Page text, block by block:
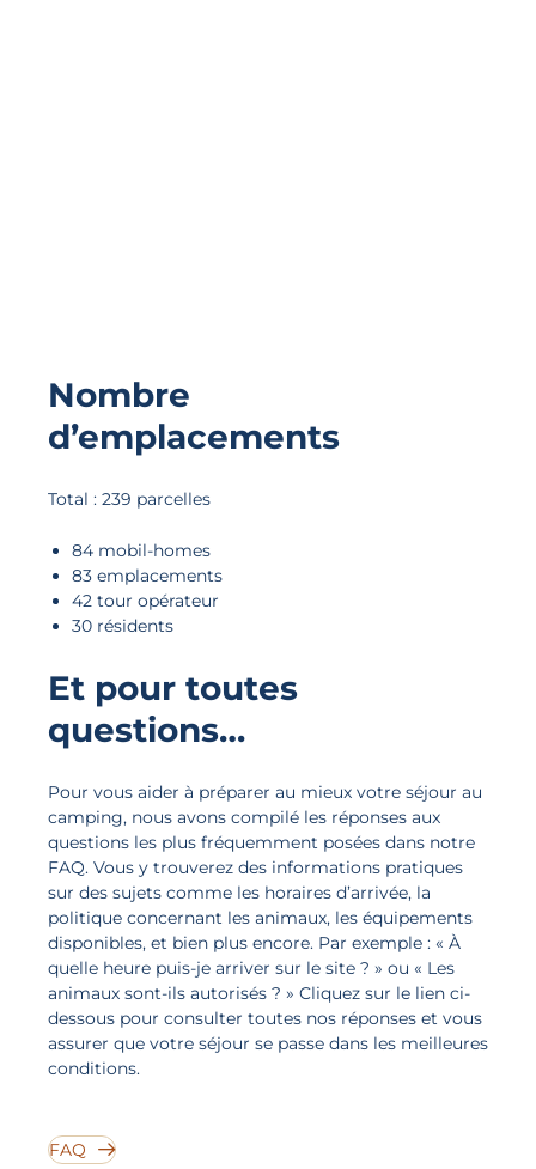
Nombre
d’emplacements
Total : 239 parcelles
84 mobil-homes
83 emplacements
42 tour opérateur
30 résidents
Et pour toutes
questions…
Pour vous aider à préparer au mieux votre séjour au
camping, nous avons compilé les réponses aux
questions les plus fréquemment posées dans notre
FAQ. Vous y trouverez des informations pratiques
sur des sujets comme les horaires d’arrivée, la
politique concernant les animaux, les équipements
disponibles, et bien plus encore. Par exemple : « À
quelle heure puis-je arriver sur le site ? » ou « Les
animaux sont-ils autorisés ? » Cliquez sur le lien ci-
dessous pour consulter toutes nos réponses et vous
assurer que votre séjour se passe dans les meilleures
conditions.
FAQ